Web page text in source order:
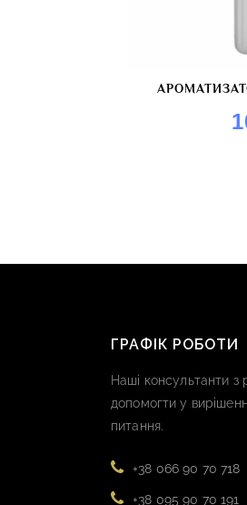
ГРАФІК РОБОТИ
Наші консультанти з
допомогти у
питання.
+38 066 90 70 718
+38 095 90 70 191